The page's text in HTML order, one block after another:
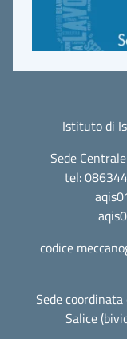
Istituto di
Sede
tel:
codice
Sede
Salice